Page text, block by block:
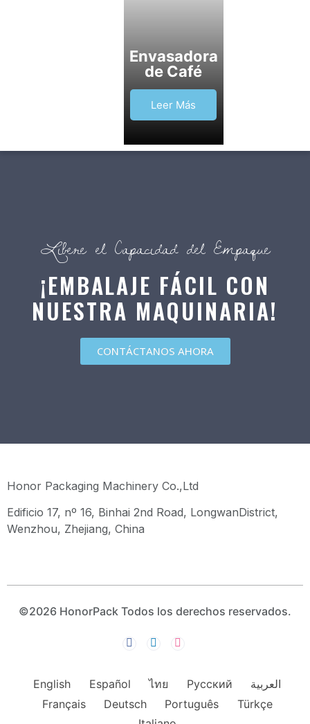
Envasadora
de Café
Leer Más
Libere el Capacidad del Empaque
¡EMBALAJE FÁCIL CON
NUESTRA MAQUINARIA!
CONTÁCTANOS AHORA
Honor Packaging Machinery Co.,Ltd
Edificio 17, nº 16, Binhai 2nd Road, LongwanDistrict,
Wenzhou, Zhejiang, China
©2026 HonorPack Todos los derechos reservados.
English Español ไทย Русский
العربية
Français
Deutsch Português
Türkçe